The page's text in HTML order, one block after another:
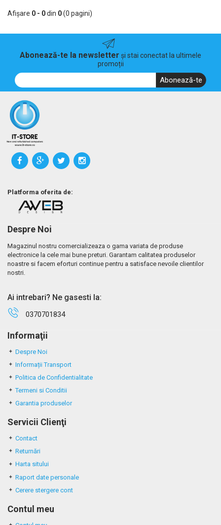
Afişare 0 - 0din 0(0 pagini)
Abonează-te la newsletter și stai conectat la ultimele
promoții
Abonează-te
Platforma oferita de:
Despre Noi
Magazinul nostru comercializeaza o gama variata de produse
electronice la cele mai bune preturi. Garantam calitatea produselor
noastre si facem eforturi continue pentru a satisface nevoile clientilor
nostri.
Ai intrebari? Ne gasesti la:
0370701834
Informaţii
Despre Noi
Informații Transport
Politica de Confidentialitate
Termeni si Conditii
Garantia produselor
Servicii Clienţi
Contact
Returnări
Harta sitului
Raport date personale
Cerere stergere cont
Contul meu